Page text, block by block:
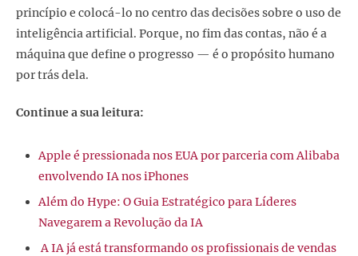
princípio e colocá-lo no centro das decisões sobre o uso de
inteligência artificial. Porque, no fim das contas, não é a
máquina que define o progresso — é o propósito humano
por trás dela.
Continue a sua leitura:
Apple é pressionada nos EUA por parceria com Alibaba
envolvendo IA nos iPhones
Além do Hype: O Guia Estratégico para Líderes
Navegarem a Revolução da IA
A IA já está transformando os profissionais de vendas